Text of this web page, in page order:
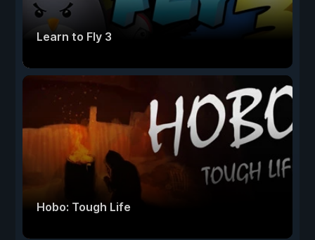
Learn to Fly 3
Hobo: Tough Life